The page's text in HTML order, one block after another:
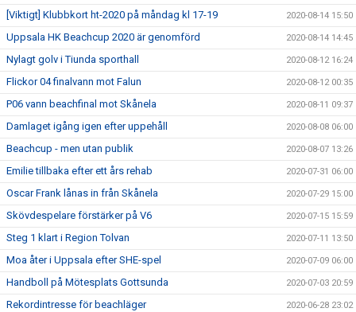
[Viktigt] Klubbkort ht-2020 på måndag kl 17-19 2020-08-14 15:50
Uppsala HK Beachcup 2020 är genomförd 2020-08-14 14:45
Nylagt golv i Tiunda sporthall 2020-08-12 16:24
Flickor 04 finalvann mot Falun 2020-08-12 00:35
P06 vann beachfinal mot Skånela 2020-08-11 09:37
Damlaget igång igen efter uppehåll 2020-08-08 06:00
Beachcup - men utan publik 2020-08-07 13:26
Emilie tillbaka efter ett års rehab 2020-07-31 06:00
Oscar Frank lånas in från Skånela 2020-07-29 15:00
Skövdespelare förstärker på V6 2020-07-15 15:59
Steg 1 klart i Region Tolvan 2020-07-11 13:50
Moa åter i Uppsala efter SHE-spel 2020-07-09 06:00
Handboll på Mötesplats Gottsunda 2020-07-03 20:59
Rekordintresse för beachläger 2020-06-28 23:02